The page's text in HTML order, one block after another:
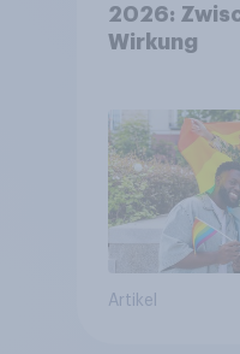
2026:
Wirkung
Artikel